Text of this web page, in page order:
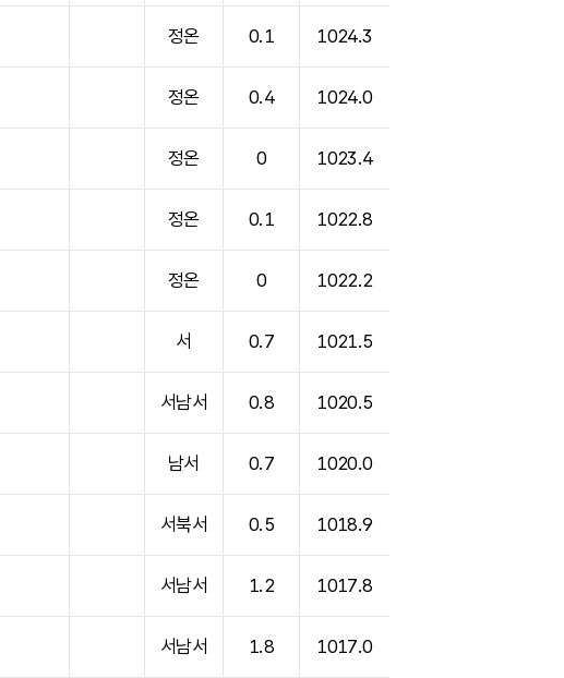
정온 0.1 1024.3
정온 0.4 1024.0
정온 0 1023.4
정온 0.1 1022.8
정온 0 1022.2
서 0.7 1021.5
서남서 0.8 1020.5
남서 0.7 1020.0
서북서 0.5 1018.9
서남서 1.2 1017.8
서남서 1.8 1017.0